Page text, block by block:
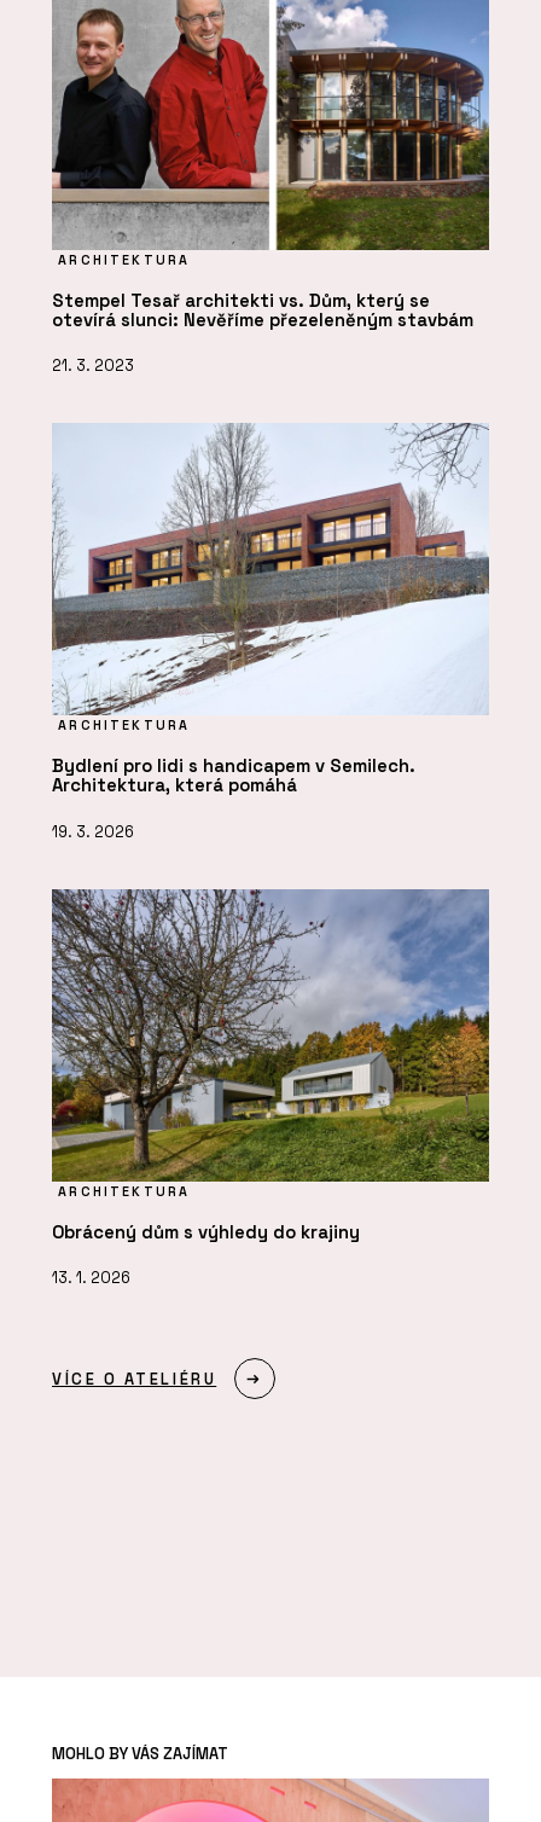
ARCHITEKTURA
Stempel Tesař architekti vs. Dům, který se
otevírá slunci: Nevěříme přezeleněným stavbám
21. 3. 2023
ARCHITEKTURA
Bydlení pro lidi s handicapem v Semilech.
Architektura, která pomáhá
19. 3. 2026
ARCHITEKTURA
Obrácený dům s výhledy do krajiny
13. 1. 2026
VÍCE O ATELIÉRU
MOHLO BY VÁS ZAJÍMAT